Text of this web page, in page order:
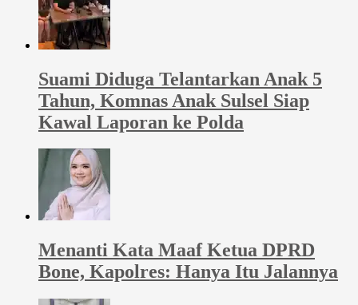
Suami Diduga Telantarkan Anak 5
Tahun, Komnas Anak Sulsel Siap
Kawal Laporan ke Polda
Menanti Kata Maaf Ketua DPRD
Bone, Kapolres: Hanya Itu Jalannya